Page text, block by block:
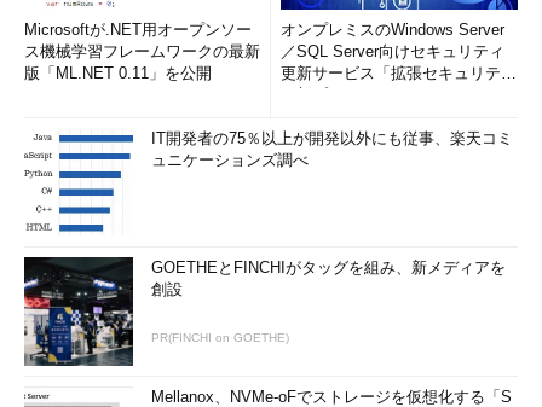
Microsoftが.NET用オープンソー
ス機械学習フレームワークの最新
版「ML.NET 0.11」を公開
オンプレミスのWindows Server
／SQL Server向けセキュリティ
更新サービス「拡張セキュリティ
IT開発者の75％以上が開発以外にも従事、楽天コミ
ュニケーションズ調べ
GOETHEとFINCHIがタッグを組み、新メディアを
創設
PR(FINCHI on GOETHE)
Mellanox、NVMe-oFでストレージを仮想化する「S